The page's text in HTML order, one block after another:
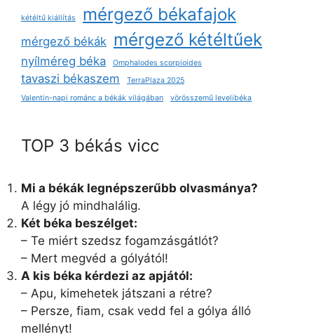
kétéltű kiállítás mérgező békafajok
mérgező békák mérgező kétéltűek
nyílméreg béka Omphalodes scorpioides
tavaszi békaszem
TerraPlaza 2025
Valentin-napi románc a békák világában
vörösszemű levelibéka
TOP 3 békás vicc
Mi a békák legnépszerűbb olvasmánya?
A légy jó mindhalálig.
Két béka beszélget:
– Te miért szedsz fogamzásgátlót?
– Mert megvéd a gólyától!
A kis béka kérdezi az apjától:
– Apu, kimehetek játszani a rétre?
– Persze, fiam, csak vedd fel a gólya álló
mellényt!